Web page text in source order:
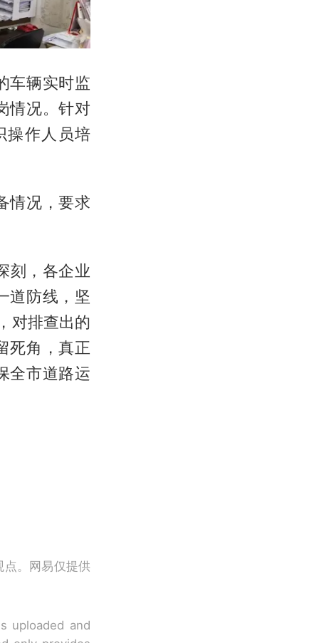
车辆实时监
情况。针对
操作人员培
情况，要求
刻，各企业
道防线，坚
对排查出的
死角，真正
全市道路运
点。网易仅提供
uploaded and